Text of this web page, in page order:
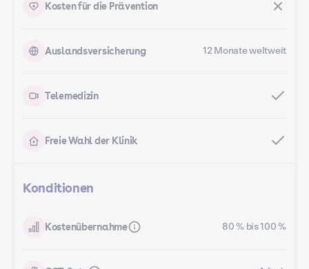
Kosten für die Prävention
Auslandsversicherung 12 Monate weltweit
Telemedizin
Freie Wahl der Klinik
Konditionen
Kostenübernahme 80 % bis 100 %